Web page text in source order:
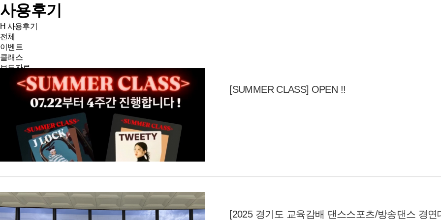
사용후기
H 사용후기
전체
이벤트
클래스
보도자료
[SUMMER CLASS] OPEN !!
[2025 경기도 교육감배 댄스스포츠/방송댄스 경